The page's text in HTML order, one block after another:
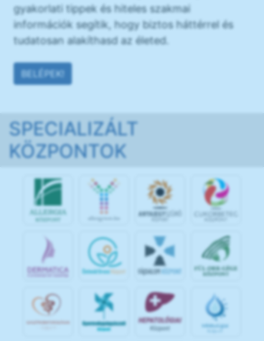
gyakorlati tippek és hiteles szakmai
információk segítik, hogy biztos háttérrel és
tudatosan alakíthasd az életed.
BELÉPEK!
SPECIALIZÁLT
KÖZPONTOK